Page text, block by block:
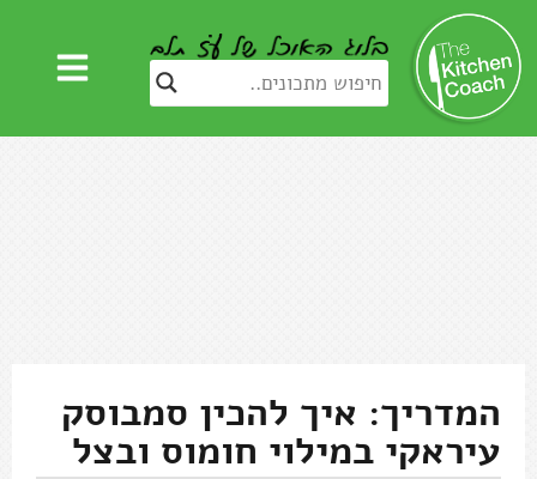
המדריך: איך להכין סמבוסק
עיראקי במילוי חומוס ובצל